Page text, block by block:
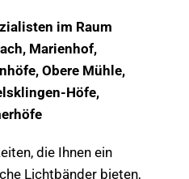
im Raum
Marienhof,
Obere Mühle,
Höfe,
die Ihnen ein
Lichtbänder bieten,